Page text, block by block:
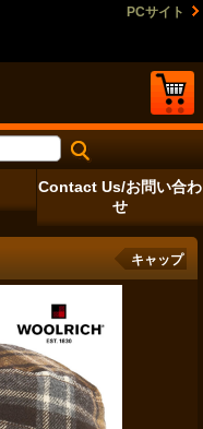
PCサイト
Contact Us/お問い合わ
せ
キャップ